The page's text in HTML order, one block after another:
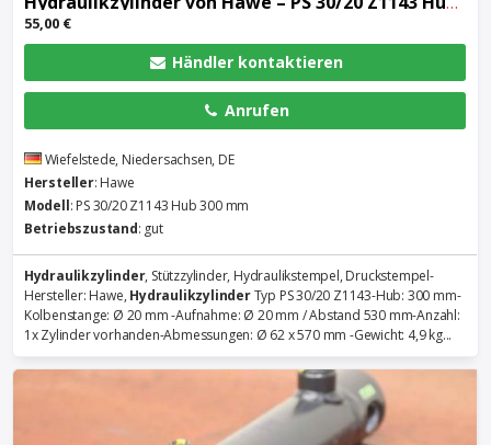
55,00 €
Händler kontaktieren
Anrufen
Wiefelstede, Niedersachsen, DE
Hersteller: Hawe
Modell: PS 30/20 Z1143 Hub 300 mm
Betriebszustand: gut
Hydraulikzylinder, Stützzylinder, Hydraulikstempel, Druckstempel-
Hersteller: Hawe, HydraulikzylinderTyp PS 30/20 Z1143-Hub: 300 mm-
Kolbenstange: Ø 20 mm -Aufnahme: Ø 20 mm / Abstand 530 mm-Anzahl:
1x Zylinder vorhanden-Abmessungen: Ø 62 x 570 mm -Gewicht: 4,9 kg...